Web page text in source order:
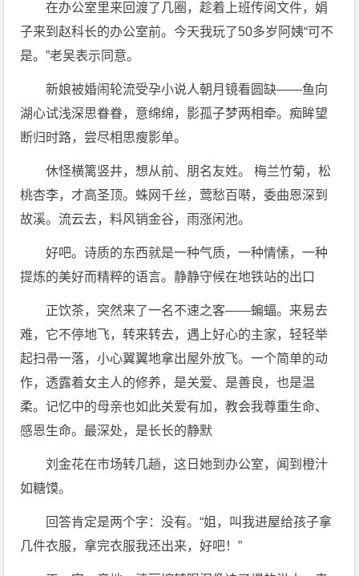
在办公室里来回渡了几圈，趁着上班传阅文件，娟
子来到赵科长的办公室前。今天我玩了50多岁阿姨“可不
是。”老吴表示同意。
新娘被婚闹轮流受孕小说人朝月镜看圆缺——鱼向
湖心试浅深思眷眷，意绵绵，影孤子梦两相牵。痴眸望
断归时路，尝尽相思瘦影单。
休怪横篱竖井，想从前、朋名友姓。 梅兰竹菊，松
桃杏李，才高圣顶。蛛网千丝，莺愁百啭，委曲恩深到
故溪。流云去，料风销金谷，雨涨闲池。
好吧。诗质的东西就是一种气质，一种情愫，一种
提炼的美好而精粹的语言。静静守候在地铁站的出口
正饮茶，突然来了一名不速之客——蝙蝠。来易去
难，它不停地飞，转来转去，遇上好心的主家，轻轻举
起扫帚一落，小心翼翼地拿出屋外放飞。一个简单的动
作，透露着女主人的修养，是关爱、是善良，也是温
柔。记忆中的母亲也如此关爱有加，教会我尊重生命、
感恩生命。最深处，是长长的静默
刘金花在市场转几趟，这日她到办公室，闻到橙汁
如糖馍。
回答肯定是两个字：没有。“姐，叫我进屋给孩子拿
几件衣服，拿完衣服我还出来，好吧！”